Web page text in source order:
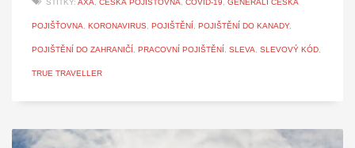
ŠTÍTKY: AXA, ČESKÁ POJIŠŤOVNA, COVID-19, GENERALI ČESKÁ
POJIŠŤOVNA, KORONAVIRUS, POJIŠTĚNÍ, POJIŠTĚNÍ DO KANADY,
POJIŠTĚNÍ DO ZAHRANIČÍ, PRACOVNÍ POJIŠTĚNÍ, SLEVA, SLEVOVÝ KÓD,
TRUE TRAVELLER